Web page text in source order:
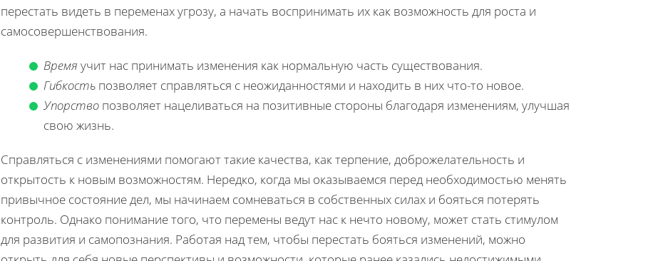
перестать видеть в переменах угрозу, а начать воспринимать их как возможность для роста и
самосовершенствования.
Время учит нас принимать изменения как нормальную часть существования.
Гибкость позволяет справляться с неожиданностями и находить в них что-то новое.
Упорство позволяет нацеливаться на позитивные стороны благодаря изменениям, улучшая
свою жизнь.
Справляться с изменениями помогают такие качества, как терпение, доброжелательность и
открытость к новым возможностям. Нередко, когда мы оказываемся перед необходимостью менять
привычное состояние дел, мы начинаем сомневаться в собственных силах и бояться потерять
контроль. Однако понимание того, что перемены ведут нас к нечто новому, может стать стимулом
для развития и самопознания. Работая над тем, чтобы перестать бояться изменений, можно